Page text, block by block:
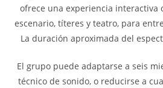
ofrece una experiencia interactiva
escenario, títeres y teatro, para
La duración aproximada del
El grupo puede adaptarse a seis
técnico de sonido, o reducirse a